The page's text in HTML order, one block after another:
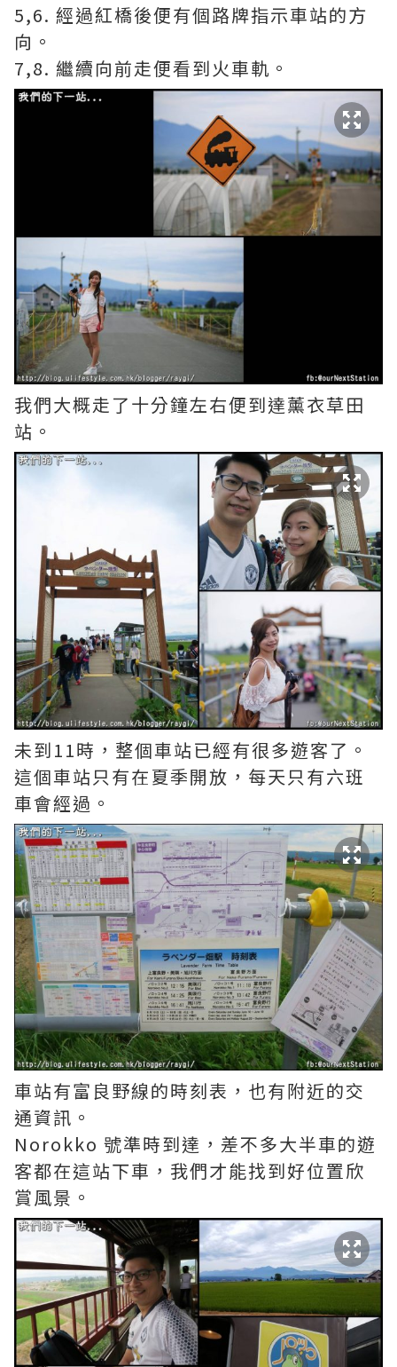
5,6. 經過紅橋後便有個路牌指示車站的方
向。
7,8. 繼續向前走便看到火車軌。
我們大概走了十分鐘左右便到達薰衣草田
站。
未到11時，整個車站已經有很多遊客了。
這個車站只有在夏季開放，每天只有六班
車會經過。
車站有富良野線的時刻表，也有附近的交
通資訊。
Norokko 號準時到達，差不多大半車的遊
客都在這站下車，我們才能找到好位置欣
賞風景。